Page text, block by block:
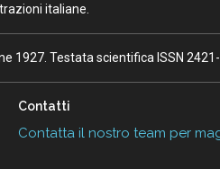
italiane.
1927. Testata scientifica ISSN
Contatti
Contatta il nostro team per